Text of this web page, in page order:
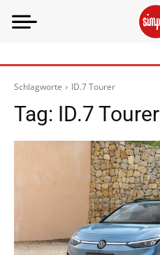
Schlagworte ID.7 Tourer
Tag: ID.7 Tourer